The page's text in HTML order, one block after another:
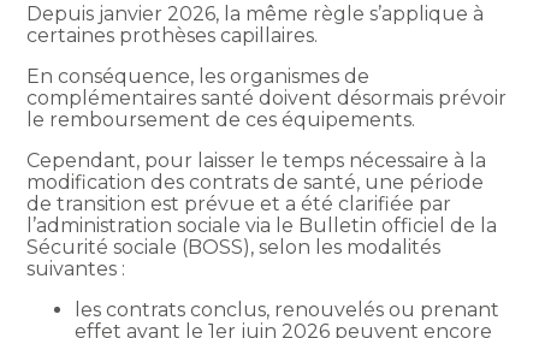
Depuis janvier 2026, la même règle s’applique à
certaines prothèses capillaires.
En conséquence, les organismes de
complémentaires santé doivent désormais prévoir
le remboursement de ces équipements.
Cependant, pour laisser le temps nécessaire à la
modification des contrats de santé, une période
de transition est prévue et a été clarifiée par
l’administration sociale via le Bulletin officiel de la
Sécurité sociale (BOSS), selon les modalités
suivantes :
les contrats conclus, renouvelés ou prenant
effet avant le 1er juin 2026 peuvent encore